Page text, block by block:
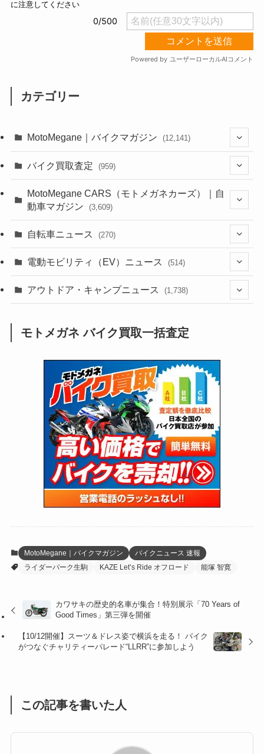
カテゴリー
MotoMegane｜バイクマガジン (12,141)
(44)
(640)
(118)
(60)
(31)
(51)
(34)
(5)
(12)
(65)
(109)
(252)
(38)
(24)
(16)
(25)
(24)
(47)
(15)
(5)
(249)
(64)
(16)
(62)
(4)
(6)
(17)
(5)
(27)
(306)
(6,958)
(2,474)
(249)
(1,226)
(12)
(131)
(38)
(131)
(167)
(85)
(21)
(61)
(171)
(98)
(13)
(60)
(274)
(171)
(38)
(47)
(59)
(41)
(47)
(1)
(66)
(16)
(141)
(255)
(204)
(1,143)
(166)
(23)
(33)
(34)
(35)
(41)
(415)
(16)
バイク買取査定 (959)
(352)
MotoMegane CARS（モトメガネカーズ）｜自
動車マガジン
(3,609)
(187)
(137)
(75)
(2,744)
(126)
(170)
自転車ニュース (270)
(54)
(211)
電動モビリティ（EV）ニュース (514)
(132)
(171)
(118)
(27)
アウトドア・キャンプニュース (1,738)
(1,605)
(147)
(13)
(19)
(12)
(16)
(20)
(4)
(16)
(1)
モトメガネ バイク買取一括査定
MotoMegane｜バイクマガジン
バイクニュース 速報
ライダーパーク生駒
KAZE Let’s Ride オフロード 能塚 智寛
カワサキの歴史的名車が集合！特別展示「70 Years of
Good Times」第三弾を開催
【10/12開催】スーツ＆ドレス姿で横浜を走る！ バイク
がつなぐチャリティーパレード“LLRR”に参加しよう
この記事を書いた人